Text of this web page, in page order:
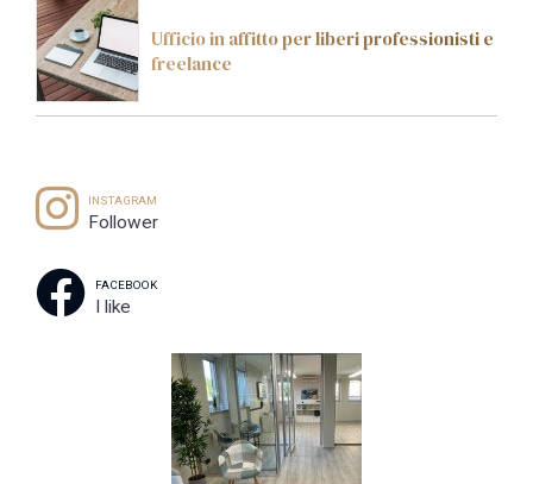
Ufficio in affitto per liberi professionisti e
freelance
INSTAGRAM
Follower
FACEBOOK
I like